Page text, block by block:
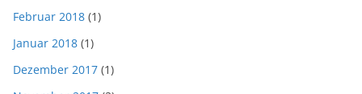
Februar 2018 (1)
Januar 2018 (1)
Dezember 2017 (1)